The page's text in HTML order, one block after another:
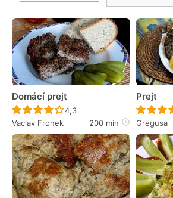
Domácí prejt
Recept ještě nebyl hodnocen
4,3
Vaclav Fronek
200 min
Prejt
Gregusa